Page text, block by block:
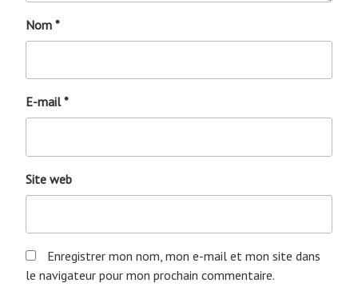
Nom *
E-mail*
Site web
Enregistrer mon nom, mon e-mail et mon site dans
le navigateur pour mon prochain commentaire.